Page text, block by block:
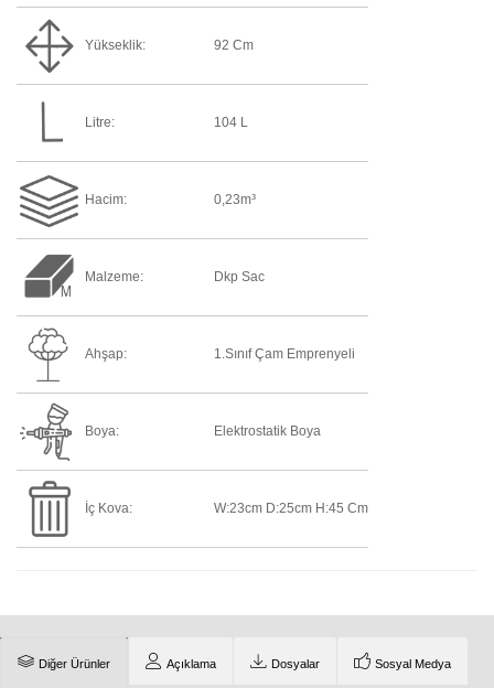
Yükseklik: 92 Cm
Litre: 104 L
Hacim: 0,23m³
Malzeme: Dkp Sac
Ahşap: 1.Sınıf Çam Emprenyeli
Boya: Elektrostatik Boya
İç Kova: W:23cm D:25cm H:45 Cm
Diğer Ürünler Açıklama Dosyalar Sosyal Medya